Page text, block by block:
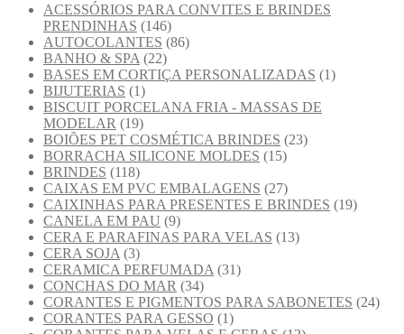
ACESSÓRIOS PARA CONVITES E BRINDES
PRENDINHAS (146)
AUTOCOLANTES (86)
BANHO & SPA (22)
BASES EM CORTIÇA PERSONALIZADAS (1)
BIJUTERIAS (1)
BISCUIT PORCELANA FRIA - MASSAS DE
MODELAR (19)
BOIÕES PET COSMÉTICA BRINDES (23)
BORRACHA SILICONE MOLDES (15)
BRINDES (118)
CAIXAS EM PVC EMBALAGENS (27)
CAIXINHAS PARA PRESENTES E BRINDES (19)
CANELA EM PAU (9)
CERA E PARAFINAS PARA VELAS (13)
CERA SOJA (3)
CERAMICA PERFUMADA (31)
CONCHAS DO MAR (34)
CORANTES E PIGMENTOS PARA SABONETES (24)
CORANTES PARA GESSO (1)